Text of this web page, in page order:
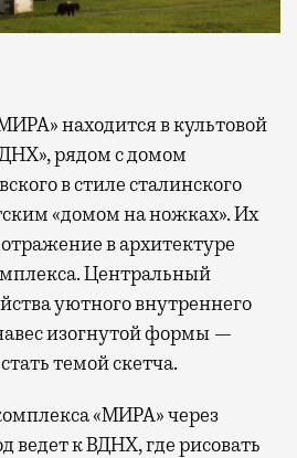
находится в культовой
рядом с домом
в стиле сталинского
«домом на ножках». Их
в архитектуре
Центральный
уютного внутреннего
изогнутой формы —
темой скетча.
«МИРА» через
ведет к ВДНХ, где рисовать